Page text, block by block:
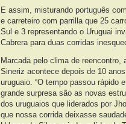
E assim, misturando português
e carreteiro com parrilla que 25
Sul e 3 representando o Uruguai
Cabrera para duas corridas
Marcada pelo clima de reencontro,
Sineriz acontece depois de 10
uruguaio. “O tempo passou rápido
grande surpresa são as novas
dos uruguaios que liderados por
que nossa corrida deixasse